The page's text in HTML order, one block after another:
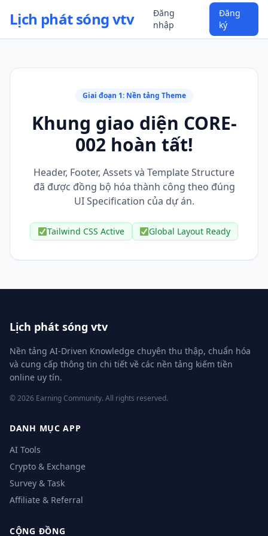
Lịch phát sóng vtv
Đăng
nhập
Đăng
ký
Giai đoạn 1: Nền tảng Theme
Khung giao diện CORE-
002 hoàn tất!
Header, Footer, Assets và Template Structure
đã được đồng bộ hóa thành công theo đúng
UI Specification của dự án.
Tailwind CSS Active Global Layout Ready
Lịch phát sóng vtv
Nền tảng AI-Driven Knowledge chuyên thu thập, chuẩn hóa
và cung cấp thông tin chi tiết về các nền tảng kiếm tiền
online uy tín.
© 2026 Earning Community. All rights reserved.
DANH MỤC APP
AI Tools
Crypto & Exchange
Survey & Task
Affiliate & Referral
CỘNG ĐỒNG